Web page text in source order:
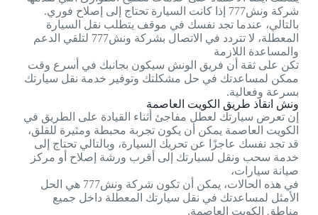
شركة ونش777 إذا كانت السيارة تحتاج إلى إصلاح فوري.
بالتالي، عندما تجد نفسك في موقف يتطلب نقل السيارة
المعطلة، لا تتردد في الاتصال بشركة ونش777 لتلقي الدعم
والمساعدة اللازمة
تكن على ثقة أن فريق الونش سيكون بجانبك في أسرع وقت
ممكن لمساعدتك في حل مشكلتك وتوفير خدمة نقل سيارتك
بسرعة وفعالية.
ونش انقاذ طريق الكويت العاصمة
إن تعرض سيارتك لعطل مفاجئ أثناء القيادة على الطريق في
الكويت العاصمة يمكن أن يكون تجربة محبطة ومثيرة للقلق،
قد تجد نفسك عاجزًا عن تحريك السيارة، وبالتالي تحتاج إلى
خدمة سحب ونقل لسيارتك إلى أقرب ورشة إصلاح أو مركز
صيانة سيارات،
في هذه الحالات، يمكن أن تكون شركة ونش777 هي الحل
الأمثل لمساعدتك في نقل سيارتك المعطلة داخل جميع
مناطق الكويت العاصمة.